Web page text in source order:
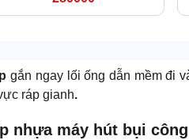
gắn ngay lối ống dẫn mềm đi
ráp gianh.
nhựa máy hút bụi